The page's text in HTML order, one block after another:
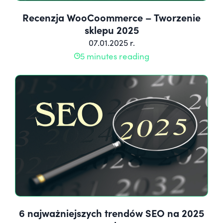
Recenzja WooCoommerce – Tworzenie
sklepu 2025
07.01.2025 r.
5 minutes reading
6 najważniejszych trendów SEO na 2025